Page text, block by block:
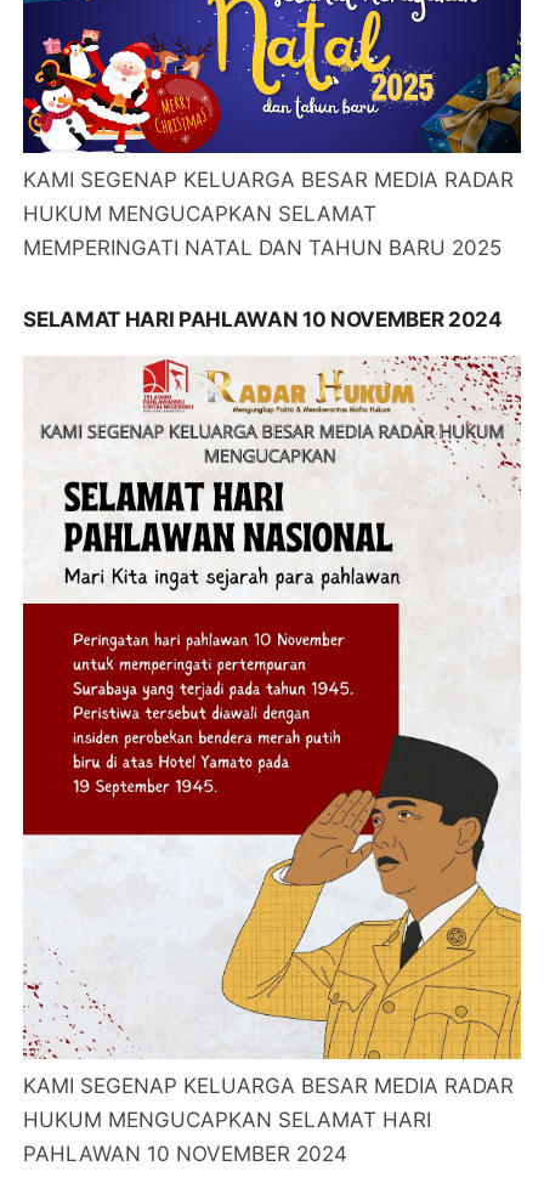
KAMI SEGENAP KELUARGA BESAR MEDIA RADAR
HUKUM MENGUCAPKAN SELAMAT
MEMPERINGATI NATAL DAN TAHUN BARU 2025
SELAMAT HARI PAHLAWAN 10 NOVEMBER 2024
KAMI SEGENAP KELUARGA BESAR MEDIA RADAR
HUKUM MENGUCAPKAN SELAMAT HARI
PAHLAWAN 10 NOVEMBER 2024